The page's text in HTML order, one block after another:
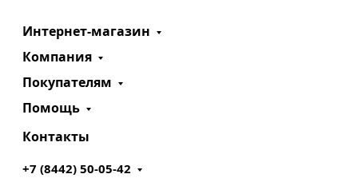
Интернет-магазин
Компания
Покупателям
Помощь
Контакты
+7 (8442) 50-05-42